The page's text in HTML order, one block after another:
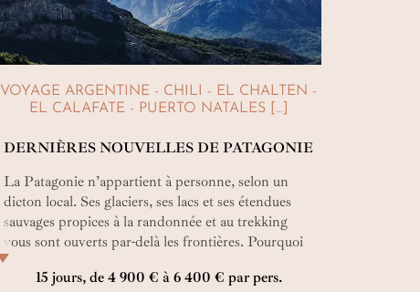
VOYAGE ARGENTINE - CHILI - EL CHALTEN -
EL CALAFATE - PUERTO NATALES […]
DERNIÈRES NOUVELLES DE PATAGONIE
La Patagonie n’appartient à personne, selon un
dicton local. Ses glaciers, ses lacs et ses étendues
sauvages propices à la randonnée et au trekking
vous sont ouverts par-delà les frontières. Pourquoi
alors se cantonner à l’Argentine ou au Chili ? Partez
découvrir un monde, et pas seulement un pays !
15 jours, de 4 900 € à 6 400 € par pers.